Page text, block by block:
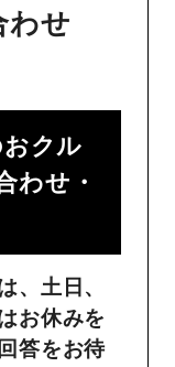
わせ
クル
わせ・
、土日、
お休みを
答をお待